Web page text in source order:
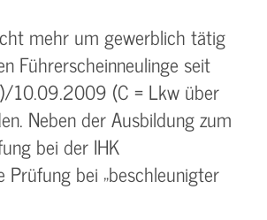
mehr um gewerblich tätig
Führerscheinneulinge seit
10.09.2009 (C = Lkw über
Neben der Ausbildung zum
bei der IHK
bei „beschleunigter